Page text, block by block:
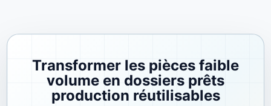
Transformer les pièces faible
volume en dossiers prêts
production réutilisables